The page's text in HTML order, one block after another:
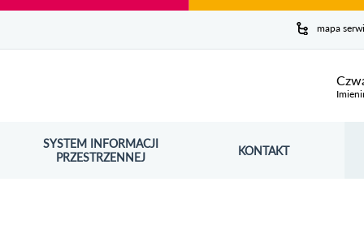
mapa
SYSTEM INFORMACJI
PRZESTRZENNEJ
OTWORZY SIĘ W NOWYM OKNIE KONTAKT